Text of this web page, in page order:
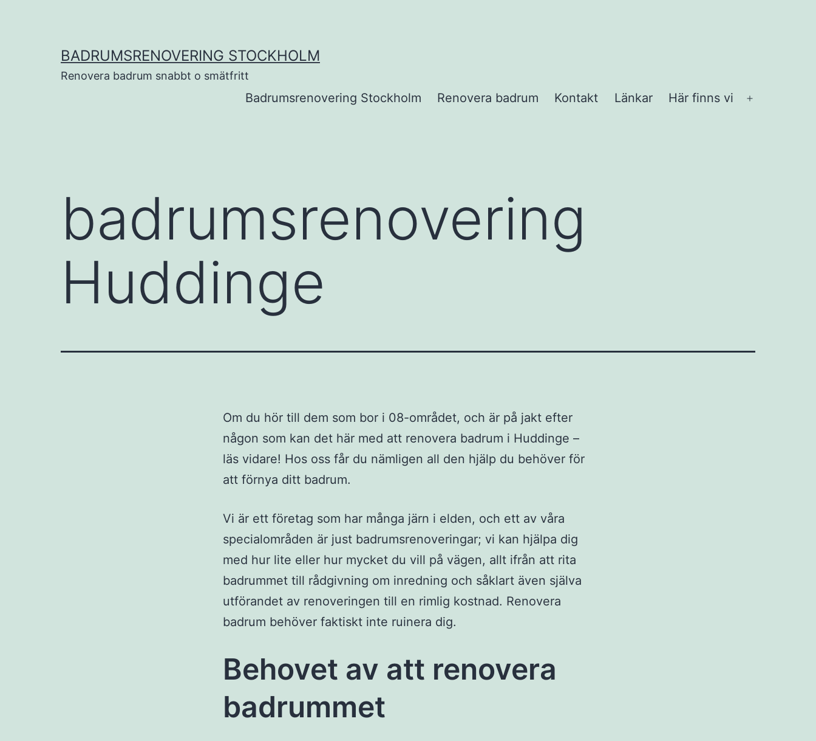
BADRUMSRENOVERING STOCKHOLM
Renovera badrum snabbt o smätfritt
Badrumsrenovering Stockholm Renovera badrum Kontakt Länkar Här finns vi
badrumsrenovering
Huddinge
Om du hör till dem som bor i 08-området, och är på jakt efter
någon som kan det här med att renovera badrum i Huddinge –
läs vidare! Hos oss får du nämligen all den hjälp du behöver för
att förnya ditt badrum.
Vi är ett företag som har många järn i elden, och ett av våra
specialområden är just badrumsrenoveringar; vi kan hjälpa dig
med hur lite eller hur mycket du vill på vägen, allt ifrån att rita
badrummet till rådgivning om inredning och såklart även själva
utförandet av renoveringen till en rimlig kostnad. Renovera
badrum behöver faktiskt inte ruinera dig.
Behovet av att renovera
badrummet